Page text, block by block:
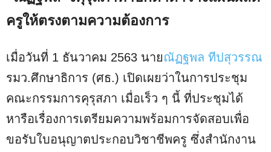
ครูให้ตรงตามความต้องการ
เมื่อวันที่ 1 ธันวาคม 2563 นายณัฏฐพล ทีปสุวรรณ
รมว.ศึกษาธิการ (ศธ.) เปิดเผยว่าในการประชุม
คณะกรรมการคุรุสภา เมื่อเร็ว ๆ นี้ ที่ประชุมได้
หารือเรื่องการเตรียมความพร้อมการจัดสอบเพื่อ
ขอรับใบอนุญาตประกอบวิชาชีพครู ซึ่งสำนักงาน